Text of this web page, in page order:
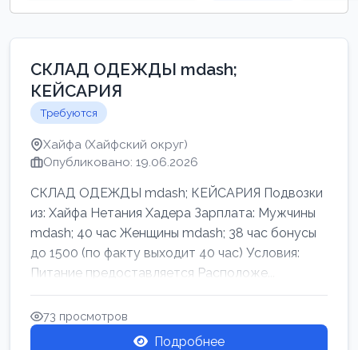
СКЛАД ОДЕЖДЫ mdash;
КЕЙСАРИЯ
Требуются
Хайфа (Хайфский округ)
Опубликовано: 19.06.2026
СКЛАД ОДЕЖДЫ mdash; КЕЙСАРИЯ Подвозки
из: Хайфа Нетания Хадера Зарплата: Мужчины
mdash; 40 час Женщины mdash; 38 час бонусы
до 1500 (по факту выходит 40 час) Условия:
Питание предоставляется Расположе...
73 просмотров
Подробнее